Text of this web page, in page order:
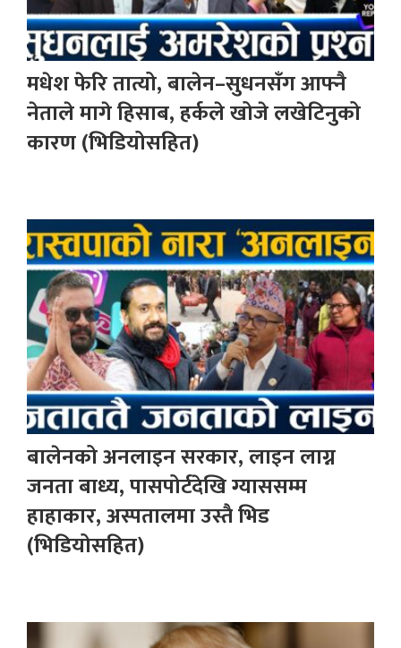
मधेश फेरि तात्यो, बालेन–सुधनसँग आफ्नै
नेताले मागे हिसाब, हर्कले खोजे लखेटिनुको
कारण (भिडियोसहित)
बालेनको अनलाइन सरकार, लाइन लाग्न
जनता बाध्य, पासपोर्टदेखि ग्याससम्म
हाहाकार, अस्पतालमा उस्तै भिड
(भिडियोसहित)